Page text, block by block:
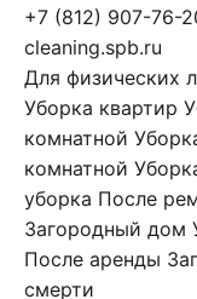
+7 (812) 907-76-
cleaning.spb.ru
Для физических
Уборка квартир
комнатной
комнатной
уборка После
Загородный дом
После аренды
смерти